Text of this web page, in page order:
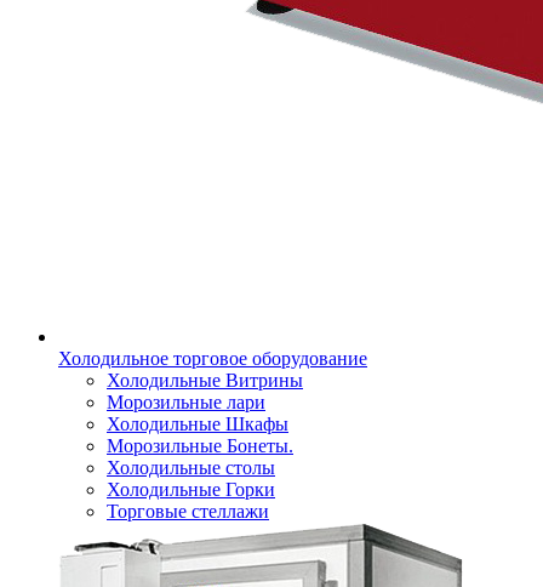
Холодильное торговое оборудование
Холодильные Витрины
Морозильные лари
Холодильные Шкафы
Морозильные Бонеты.
Холодильные столы
Холодильные Горки
Торговые стеллажи